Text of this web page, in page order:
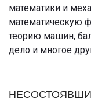
математики и
математическую
теорию машин,
дело и многое